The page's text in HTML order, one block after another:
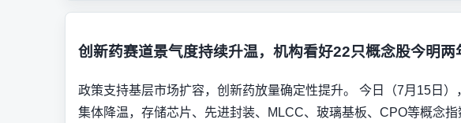
创新药赛道景气度持续升温，机构看好22只概念股今明两
政策支持基层市场扩容，创新药放量确定性提升。 今日（7月15日）
集体降温，存储芯片、先进封装、MLCC、玻璃基板、CPO等概念指